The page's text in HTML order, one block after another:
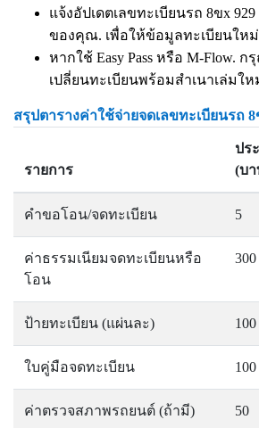
แจ้งอัปเดตเลขทะเบียนรถ 8ขx
ของคุณ. เพื่อให้ข้อมูลทะเบียนให
หากใช้ Easy Pass หรือ M-Flow.
เปลี่ยนทะเบียนพร้อมสำเนาเล่มใ
สรุปตารางค่าใช้จ่ายจดเลขทะเบียนรถ 8
รายการ
ปร
(บ
คำขอโอน/จดทะเบียน 5
ค่าธรรมเนียมจดทะเบียนหรือ
โอน
300
ป้ายทะเบียน (แผ่นละ) 100
ใบคู่มือจดทะเบียน 100
ค่าตรวจสภาพรถยนต์ (ถ้ามี) 50